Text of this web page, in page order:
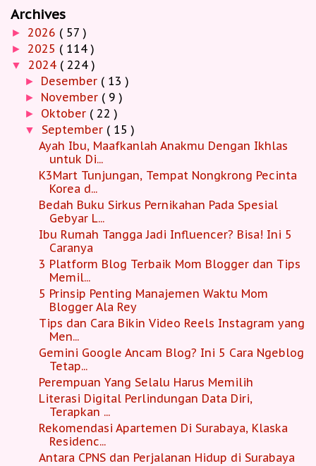
Archives
► 2026 ( 57 )
► 2025 ( 114 )
▼ 2024 ( 224 )
► Desember ( 13 )
► November ( 9 )
► Oktober ( 22 )
▼ September ( 15 )
Ayah Ibu, Maafkanlah Anakmu Dengan Ikhlas
untuk Di...
K3Mart Tunjungan, Tempat Nongkrong Pecinta
Korea d...
Bedah Buku Sirkus Pernikahan Pada Spesial
Gebyar L...
Ibu Rumah Tangga Jadi Influencer? Bisa! Ini 5
Caranya
3 Platform Blog Terbaik Mom Blogger dan Tips
Memil...
5 Prinsip Penting Manajemen Waktu Mom
Blogger Ala Rey
Tips dan Cara Bikin Video Reels Instagram yang
Men...
Gemini Google Ancam Blog? Ini 5 Cara Ngeblog
Tetap...
Perempuan Yang Selalu Harus Memilih
Literasi Digital Perlindungan Data Diri,
Terapkan ...
Rekomendasi Apartemen Di Surabaya, Klaska
Residenc...
Antara CPNS dan Perjalanan Hidup di Surabaya